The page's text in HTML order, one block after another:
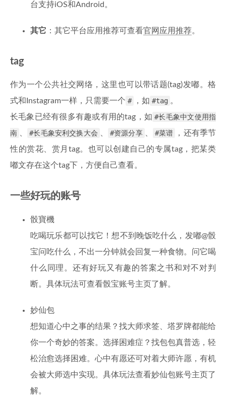
台支持iOS和Android。
其它 ：其它平台应用推荐可查看官网应用推荐。
tag
作为一个公共社交网络，这里也可以带话题(tag)发嘟。格
式和Instagram一样，只需要一个 # ，如 #tag 。
长毛象已经有很多有趣或有用的tag，如 #长毛象中文使用指
南
#长毛象安利交换大会 #资源分享 #菜谱
，还有季节
性的赏花、赏月tag。也可以创建自己的专属tag，把某类
嘟文存在这个tag下，方便自己查看。
一些好玩的账号
骰寶機
吃喝玩乐都可以找它！想不到晚饭吃什么，发嘟@骰
宝问吃什么，不出一分钟就会回复一种食物。问它喝
什么同理。还有好玩又有趣的答案之书和对不对判
断。具体玩法可查看骰宝账号主页了解。
妙仙包
想知道心中之事的结果？找大师求签、塔罗牌都能给
你一个奇妙的答案。选择困难症？找包包真普选，轻
松治愈选择困难。心中有愿还可对着大师许愿，有机
会被大师选中实现。具体玩法查看妙仙包账号主页了
解。